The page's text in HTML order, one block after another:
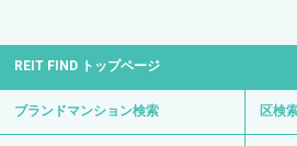
REIT FIND トップページ
ブランドマンション検索 区検